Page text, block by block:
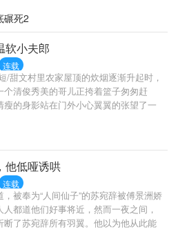
前100天，并且意外激活了无限空间系
殖、美食工坊、装备工坊、武器工坊，
什么！这一次，就让她来做家人的避
机，疯狂囤物资，坐等天灾到来！别
难求生…她带着一大家子人吃香的喝辣
组建自己的团队，将权柄掌握在自己
人鱼肉，手刃仇人！重建家园！作者
书。点进来就是缘分，谢谢大家愿意
喜欢的元素，也可以留言探讨！
碾死2
软小夫郎
连载
/甜文村里农家屋顶的炊烟逐渐升起时，
个清俊秀美的哥儿正挎着篮子匆匆赶
瘦的身影站在门外小心翼翼的张望了一
风准备去隔壁吴大叔家借两个红薯回
成想推开门就看见一个竹篮子放在家门
一碗晶莹透亮的红烧肉片，以及翠绿
一连好几天家门口莫名多了个装着食
风心里暗忖道：莫非这世上真的有田
他低哑诱哄
连载
，被奉为“人间仙子”的苏宛辞被傅景洲娇
人都道他们好事将近，然而一夜之间，
断了苏宛辞所有羽翼。他以为他从此能